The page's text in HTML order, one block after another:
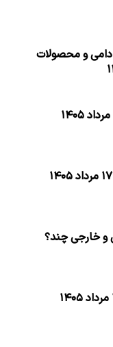
دامی و محصولات
و خارجی چند؟